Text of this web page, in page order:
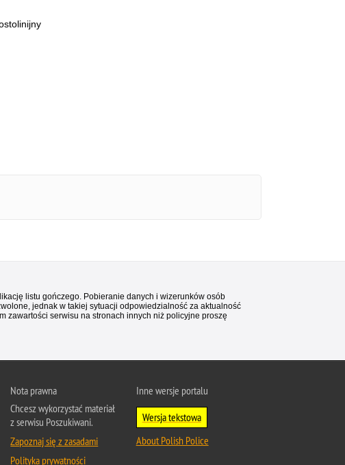
listu gończego. Pobieranie danych i wizerunków osób
jednak w takiej sytuacji odpowiedzialność za aktualność
zawartości serwisu na stronach innych niż policyjne proszę
Nota prawna
Chcesz wykorzystać materiał
z serwisu Poszukiwani.
Zapoznaj się z zasadami
Polityka prywatności
Inne wersje portalu
Wersja tekstowa
About Polish Police